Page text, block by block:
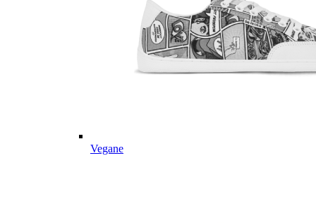
Vegane